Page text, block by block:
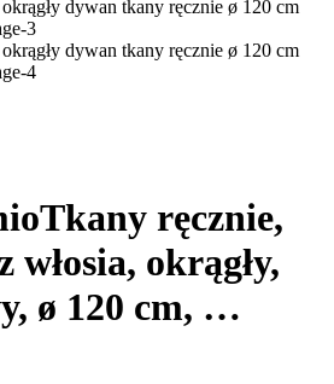
Tkany ręcznie,
włosia, okrągły,
ø 120 cm, …